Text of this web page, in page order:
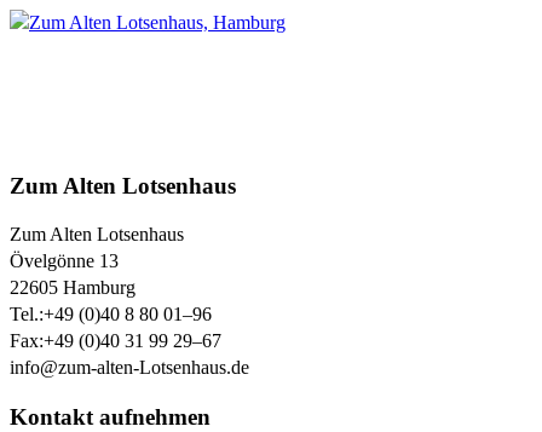
Zum Alten Lotsenhaus
Zum Alten Lotsenhaus
Övelgönne 13
22605 Hamburg
Tel.:+49 (0)40 8 80 01–96
Fax:+49 (0)40 31 99 29–67
info@zum-alten-Lotsenhaus.de
Kontakt aufnehmen